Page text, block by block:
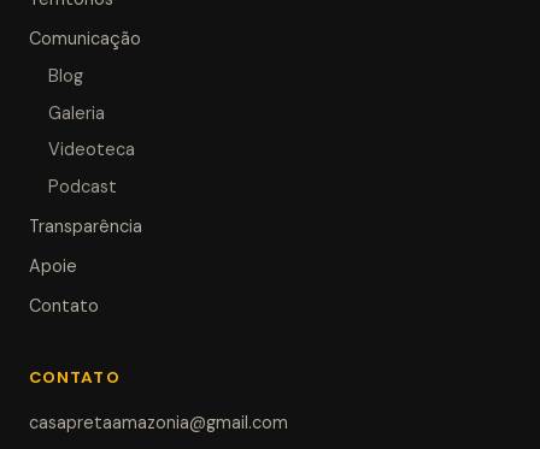
Comunicação
Blog
Galeria
Videoteca
Podcast
Transparência
Apoie
Contato
CONTATO
casapretaamazonia@gmail.com